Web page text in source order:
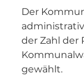
Der
der Zahl der
gewählt.